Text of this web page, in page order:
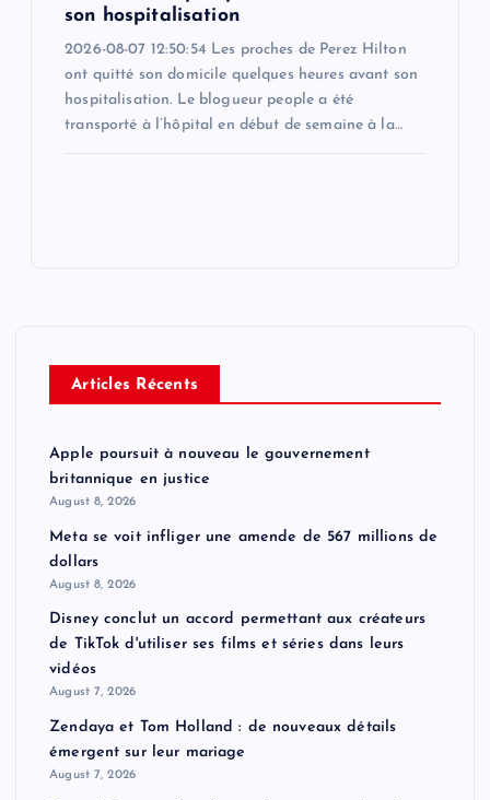
son hospitalisation
2026-08-07 12:50:54 Les proches de Perez Hilton
ont quitté son domicile quelques heures avant son
hospitalisation. Le blogueur people a été
transporté à l’hôpital en début de semaine à la…
Articles Récents
Apple poursuit à nouveau le gouvernement
britannique en justice
August 8, 2026
Meta se voit infliger une amende de 567 millions de
dollars
August 8, 2026
Disney conclut un accord permettant aux créateurs
de TikTok d'utiliser ses films et séries dans leurs
vidéos
August 7, 2026
Zendaya et Tom Holland : de nouveaux détails
émergent sur leur mariage
August 7, 2026